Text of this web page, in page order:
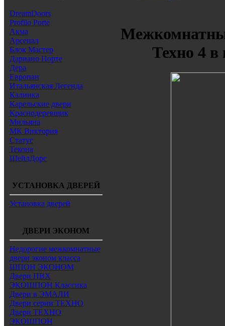
DreamDoors
Profilo Porte
Акма
Арсенал
Блок Мастер
Дариано Порте
Дера
Европан
Итальянская Легенда
Калинка
Карельские двери
Краснодеревщик
Мильяна
МК Виктория
Статус
Текона
ШейлДорс
УСТАНОВКА ДВЕРЕЙ
Установка дверей
ДВЕРИ ЭКОНОМ
Недорогие межкомнатные
двери эконом класса
ШПОН ЭКОНОМ
Двери ПВХ
ЭКОШПОН Классика
Двери в ЭМАЛИ
Двери серии ТЕХНО
Двери ТЕХНО
ЭКОШПОН
Техно 4